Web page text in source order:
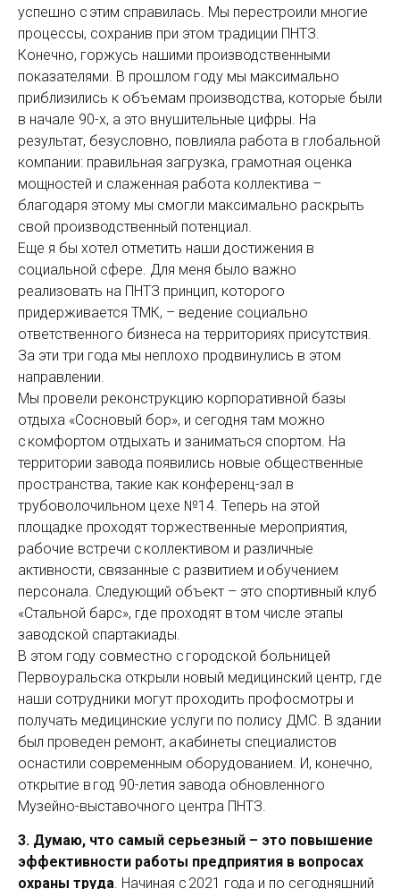
успешно с этим справилась. Мы перестроили многие
процессы, сохранив при этом традиции ПНТЗ.
Конечно, горжусь нашими производственными
показателями. В прошлом году мы максимально
приблизились к объемам производства, которые были
в начале 90-х, а это внушительные цифры. На
результат, безусловно, повлияла работа в глобальной
компании: правильная загрузка, грамотная оценка
мощностей и слаженная работа коллектива –
благодаря этому мы смогли максимально раскрыть
свой производственный потенциал.
Еще я бы хотел отметить наши достижения в
социальной сфере. Для меня было важно
реализовать на ПНТЗ принцип, которого
придерживается ТМК, – ведение социа­льно
ответственного бизнеса на территориях присутствия.
За эти три года мы неплохо продвинулись в этом
направлении.
Мы провели реконструкцию корпоративной базы
отдыха «Сос­новый бор», и сегодня там можно
с комфортом отдыхать и заниматься спортом. На
территории завода появились новые общественные
пространства, такие как конференц-зал в
трубоволочильном цехе №14. Теперь на этой
площадке проходят торжественные мероприя­тия,
рабочие встречи с коллективом и различные
активности, связанные с развитием и обучением
персонала. Следующий объект – это спортивный клуб
«Стальной барс», где проходят в том числе этапы
заводской спартакиады.
В этом году совместно с городской больницей
Первоуральска открыли новый медицинский центр, где
наши сотрудники могут проходить профосмотры и
получать медицинские услуги по полису ДМС. В здании
был проведен ремонт, а кабинеты специалистов
оснастили современным оборудованием. И, конечно,
открытие в год 90-летия завода обновленного
Музейно-выставочного центра ПНТЗ.
3. Думаю, что самый серьезный – это повышение
эффективности работы предприятия в вопросах
охраны труда. Начиная с 2021 года и по сегодняшний